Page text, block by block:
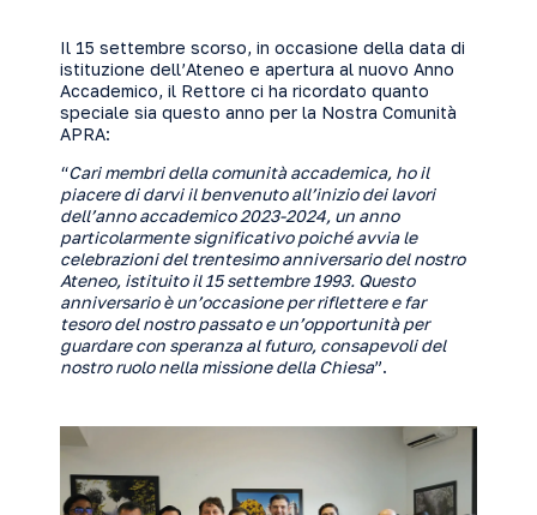
Il 15 settembre scorso, in occasione della data di
istituzione dell’Ateneo e apertura al nuovo Anno
Accademico, il Rettore ci ha ricordato quanto
speciale sia questo anno per la Nostra Comunità
APRA:
“Cari membri della comunità accademica, ho il
piacere di darvi il benvenuto all’inizio dei lavori
dell’anno accademico 2023-2024, un anno
particolarmente significativo poiché avvia le
celebrazioni del trentesimo anniversario del nostro
Ateneo, istituito il 15 settembre 1993. Questo
anniversario è un’occasione perriflettere e far
tesoro del nostro passato e un’opportunità per
guardare con speranza al futuro, consapevoli del
nostro ruolo nella missione della Chiesa”.